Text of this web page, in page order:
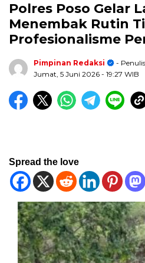
Polres Poso Gelar
Menembak Rutin
Profesionalisme
Pimpinan Redaksi
- Penulis
Jumat, 5 Juni 2026 - 19:27 WIB
Spread the love